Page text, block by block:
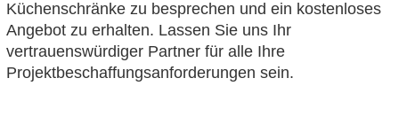
Küchenschränke zu besprechen und ein kostenloses
Angebot zu erhalten. Lassen Sie uns Ihr
vertrauenswürdiger Partner für alle Ihre
Projektbeschaffungsanforderungen sein.